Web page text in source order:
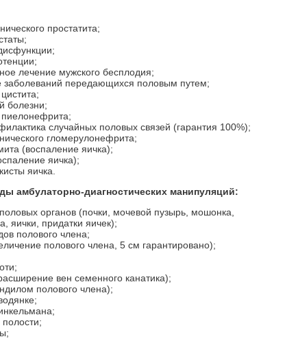
простатита;
лечение мужского бесплодия;
заболеваний передающихся половым путем;
болезни;
пиелонефрита;
случайных половых связей (гарантия 100%);
гломерулонефрита;
(воспаление яичка);
яичка);
яичка.
амбулаторно-диагностических манипуляций:
органов (почки, мочевой пузырь, мошонка,
яички, придатки яичек);
полового члена;
полового члена, 5 см гарантировано);
вен семенного канатика);
полового члена);